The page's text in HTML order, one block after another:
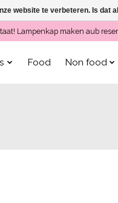
Lampenkap maken aub
Food Non food
website te verbeteren. Is dat